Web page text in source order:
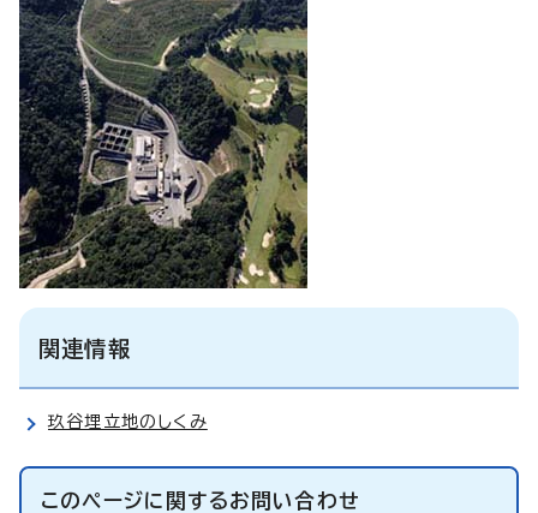
関連情報
玖谷埋立地のしくみ
このページに関するお問い合わせ